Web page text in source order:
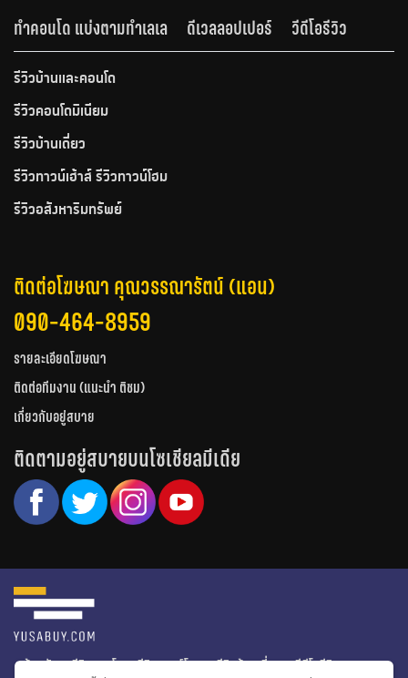
ทำคอนโด แบ่งตามทำเลเล
ดีเวลลอปเปอร์ วีดีโอรีวิว
รีวิวบ้านและคอนโด
รีวิวคอนโดมิเนียม
รีวิวบ้านเดี่ยว
รีวิวทาวน์เฮ้าส์ รีวิวทาวน์โฮม
รีวิวอสังหาริมทรัพย์
ติดต่อโฆษณา คุณวรรณารัตน์ (แอน)
090-464-8959
รายละเอียดโฆษณา
ติดต่อทีมงาน (แนะนำ ติชม)
เกี่ยวกับอยู่สบาย
ติดตามอยู่สบายบนโซเชียลมีเดีย
หน้าหลัก รีวิวคอนโด รีวิวทาวน์โฮม รีวิวบ้านเดี่ยว วีดีโอรีวิว